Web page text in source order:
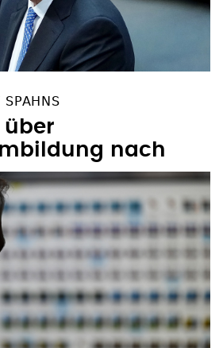
SPAHNS
über
nach